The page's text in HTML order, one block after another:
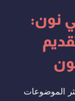
نون:
الموضوعات